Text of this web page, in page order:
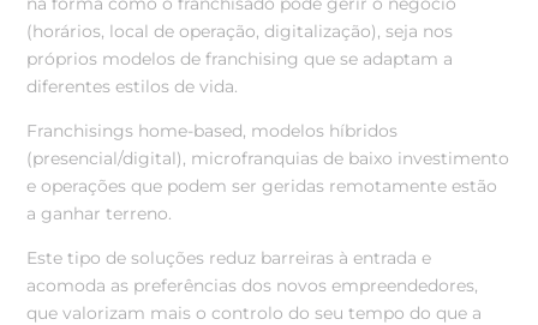
(horários, local de operação, digitalização), seja nos
próprios modelos de franchising que se adaptam a
diferentes estilos de vida.
Franchisings home-based, modelos híbridos
(presencial/digital), microfranquias de baixo investimento
e operações que podem ser geridas remotamente estão
a ganhar terreno.
Este tipo de soluções reduz barreiras à entrada e
acomoda as preferências dos novos empreendedores,
que valorizam mais o controlo do seu tempo do que a